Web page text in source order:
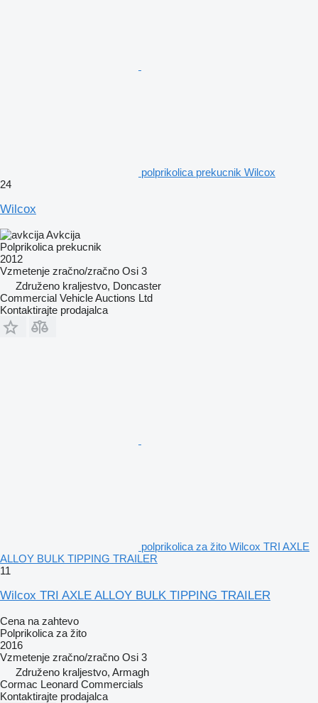
polprikolica prekucnik Wilcox
24
Wilcox
Avkcija
Polprikolica prekucnik
2012
Vzmetenje zračno/zračno Osi 3
Združeno kraljestvo, Doncaster
Commercial Vehicle Auctions Ltd
Kontaktirajte prodajalca
polprikolica za žito Wilcox TRI AXLE
ALLOY BULK TIPPING TRAILER
11
Wilcox TRI AXLE ALLOY BULK TIPPING TRAILER
Cena na zahtevo
Polprikolica za žito
2016
Vzmetenje zračno/zračno Osi 3
Združeno kraljestvo, Armagh
Cormac Leonard Commercials
Kontaktirajte prodajalca